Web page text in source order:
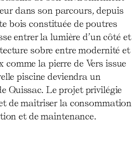
dans son parcours, depuis
bois constituée de poutres
entrer la lumière d’un côté et
sobre entre modernité et
la pierre de Vers issue
piscine deviendra un
Quissac. Le projet privilégie
de maitriser la consommation
et de maintenance.